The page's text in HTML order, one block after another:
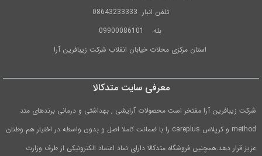
تلفن انبار 08643233333
بله
09900086101
استان مرکزی محلات خیابان انقلاب شرکت زیبافرین آرا
معرفی سایت متدکالا
شرکت زیبافرین آرا مفتخر است محصولات آرایشی , بهداشتی و درمانی برندهای متد
method و کرپلاس careplus را با ضمانت کاملا اصل و بدون واسطه در اختیار هم وطنان
عزیز قرار دهد.همچنین فروشگاه متدکالا دارای نماد اعتماد الکترونیکی از طرف وزارت